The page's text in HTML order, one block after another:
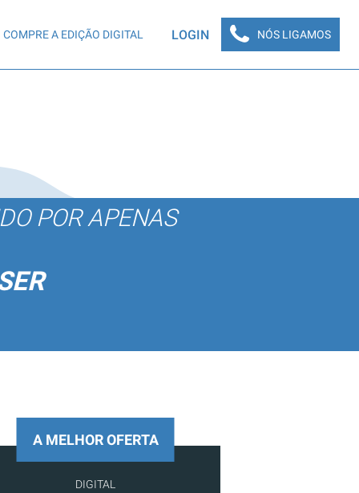
COMPRE A EDIÇÃO DIGITAL LOGIN NÓS LIGAMOS
POR APENAS
A MELHOR OFERTA
DIGITAL